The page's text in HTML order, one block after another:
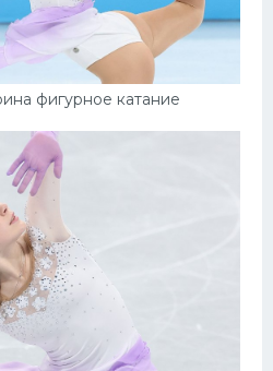
фигурное катание